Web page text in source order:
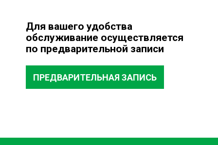
Для вашего удобства
обслуживание осуществляется
по предварительной записи
ПРЕДВАРИТЕЛЬНАЯ ЗАПИСЬ